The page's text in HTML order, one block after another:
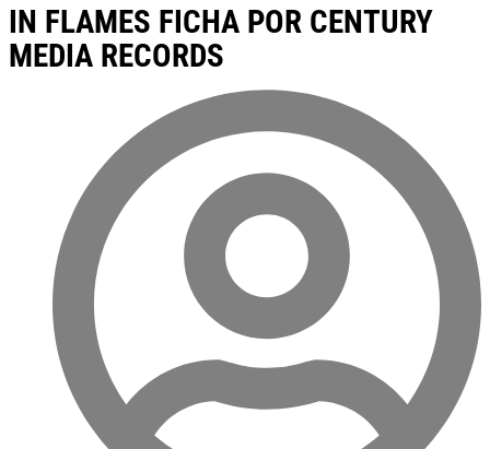
IN FLAMES FICHA POR CENTURY
MEDIA RECORDS